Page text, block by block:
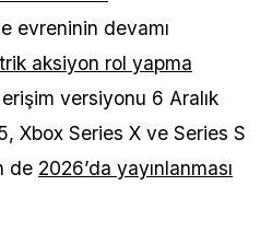
evreninin devamı
aksiyon rol yapma
versiyonu 6 Aralık
Xbox Series X ve Series S
de 2026’da yayınlanması